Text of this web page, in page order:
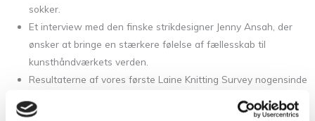
sokker.
Et interview med den finske strikdesigner Jenny Ansah, der
ønsker at bringe en stærkere følelse af fællesskab til
kunsthåndværkets verden.
Resultaterne af vores første Laine Knitting Survey nogensinde
Læs, hvordan strikning ser ud i 2020’erne, og hvordan strikkere